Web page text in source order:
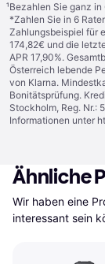
¹Bezahlen Sie ganz in
*Zahlen Sie in 6
Zahlungsbeispiel für
174,82€ und die
APR 17,90%.
Österreich lebende
von Klarna.
Bonitätsprüfung.
Stockholm, Reg. Nr.:
Informationen unter
Ähnliche
Wir haben eine
interessant sein